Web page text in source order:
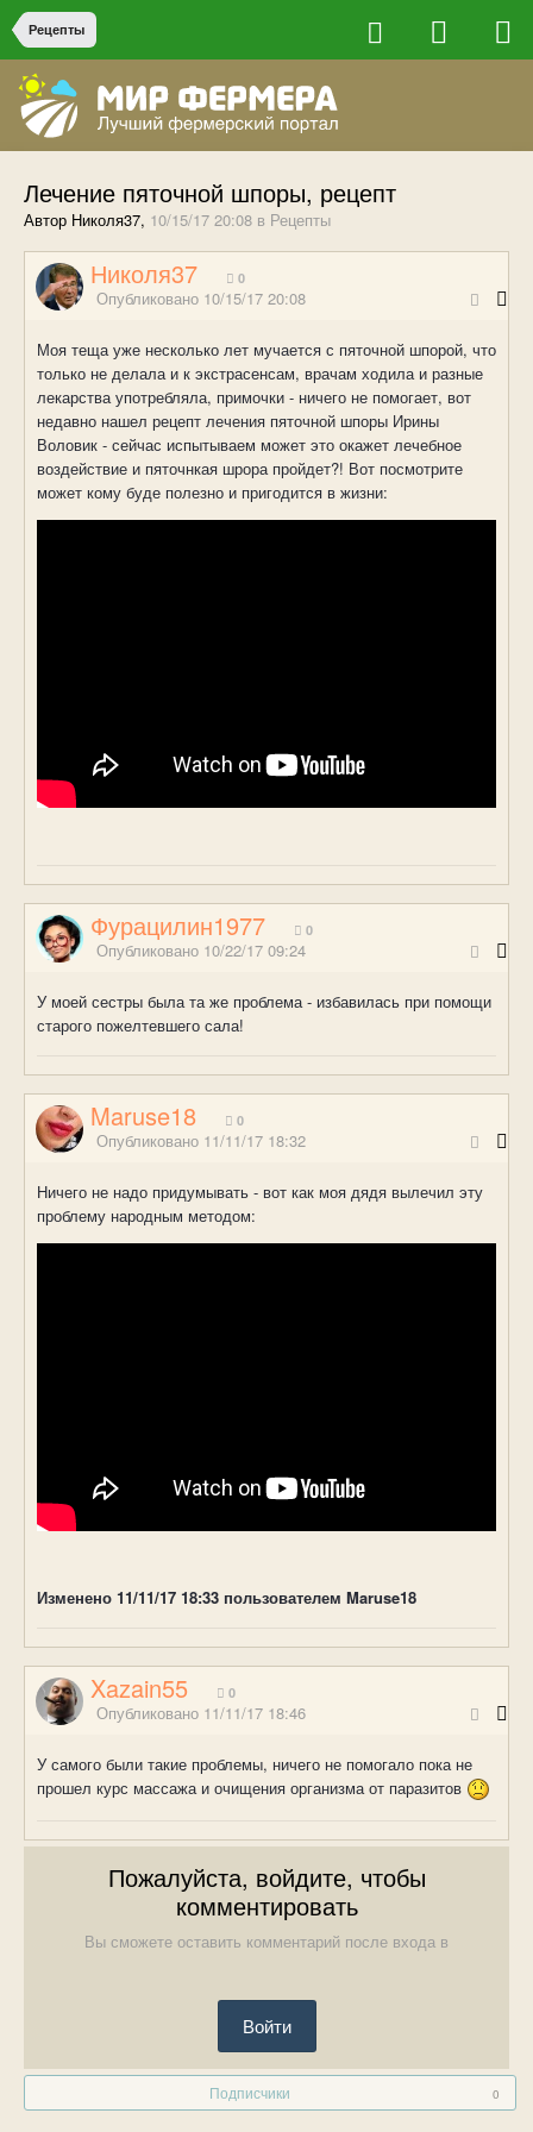
Рецепты
Лечение пяточной шпоры, рецепт
Автор Николя37, 10/15/17 20:08 в Рецепты
Николя37 0
Опубликовано 10/15/17 20:08
Моя теща уже несколько лет мучается с пяточной шпорой, что
только не делала и к экстрасенсам, врачам ходила и разные
лекарства употребляла, примочки - ничего не помогает, вот
недавно нашел рецепт лечения пяточной шпоры Ирины
Воловик - сейчас испытываем может это окажет лечебное
воздействие и пяточнкая шрора пройдет?! Вот посмотрите
может кому буде полезно и пригодится в жизни:
Фурацилин1977 0
Опубликовано 10/22/17 09:24
У моей сестры была та же проблема - избавилась при помощи
старого пожелтевшего сала!
Maruse18 0
Опубликовано 11/11/17 18:32
Ничего не надо придумывать - вот как моя дядя вылечил эту
проблему народным методом:
Изменено 11/11/17 18:33 пользователем Maruse18
Xazain55 0
Опубликовано 11/11/17 18:46
У самого были такие проблемы, ничего не помогало пока не
прошел курс массажа и очищения организма от паразитов
Пожалуйста, войдите, чтобы
комментировать
Вы сможете оставить комментарий после входа в
Войти
Подписчики 0